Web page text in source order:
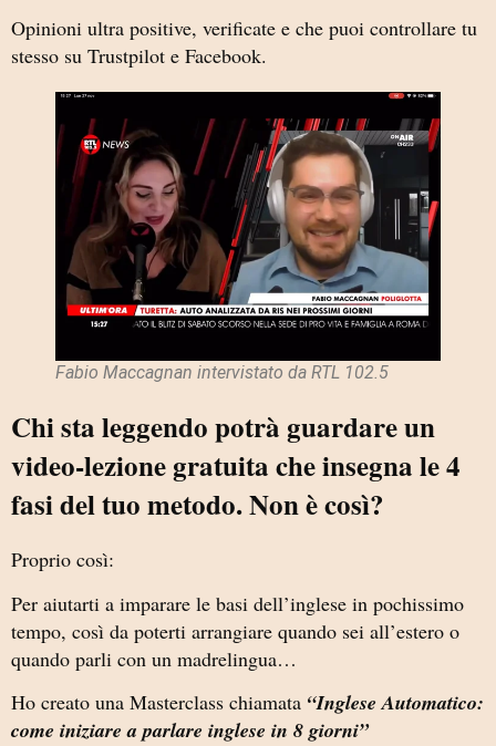
Opinioni ultra positive, verificate e che puoi controllare tu
stesso su Trustpilot e Facebook.
Fabio Maccagnan intervistato da RTL 102.5
Chi sta leggendo potrà guardare un
video-lezione gratuita che insegna le 4
fasi del tuo metodo. Non è così?
Proprio così:
Per aiutarti a imparare le basi dell’inglese in pochissimo
tempo, così da poterti arrangiare quando sei all’estero o
quando parli con un madrelingua…
Ho creato una Masterclass chiamata “Inglese Automatico:
come iniziare a parlare inglese in 8 giorni”